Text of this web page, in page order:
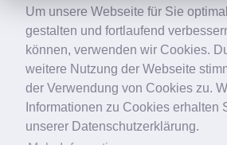
Um unsere Webseite für Sie
gestalten und fortlaufend
können, verwenden wir Cookies.
weitere Nutzung der Webseite
der Verwendung von Cookies zu.
Informationen zu Cookies erhalten
unserer Datenschutzerklärung.